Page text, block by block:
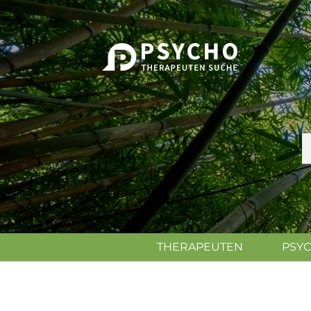
THERAPEUTEN